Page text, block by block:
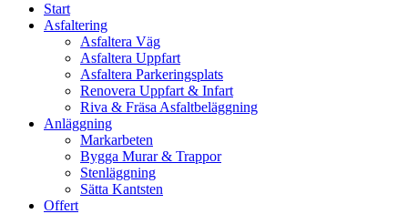
Start
Asfaltering
Asfaltera Väg
Asfaltera Uppfart
Asfaltera Parkeringsplats
Renovera Uppfart & Infart
Riva & Fräsa Asfaltbeläggning
Anläggning
Markarbeten
Bygga Murar & Trappor
Stenläggning
Sätta Kantsten
Offert